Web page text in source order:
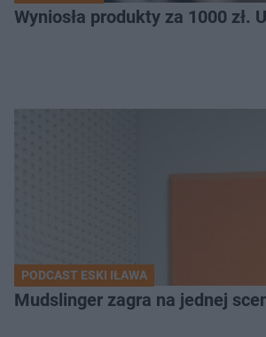
Wyniosła produkty za 1000 zł.
PODCAST ESKI IŁAWA
Mudslinger zagra na jednej